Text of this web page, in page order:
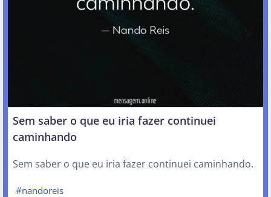
Sem saber o que eu iria fazer continuei
caminhando
Sem saber o que eu iria fazer continuei caminhando.
#nandoreis